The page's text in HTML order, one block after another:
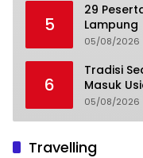
5
29 Peserta
Lampung
05/08/2026
6
Tradisi
Masuk
05/08/2026
Travelling